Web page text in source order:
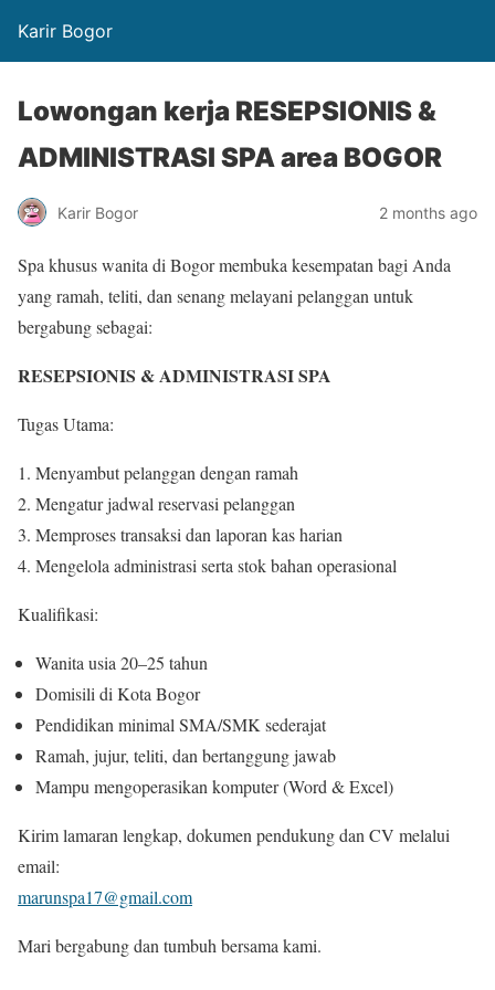
Karir Bogor
Lowongan kerja RESEPSIONIS &
ADMINISTRASI SPA area BOGOR
Karir Bogor 2 months ago
Spa khusus wanita di Bogor membuka kesempatan bagi Anda
yang ramah, teliti, dan senang melayani pelanggan untuk
bergabung sebagai:
RESEPSIONIS & ADMINISTRASI SPA
Tugas Utama:
Menyambut pelanggan dengan ramah
Mengatur jadwal reservasi pelanggan
Memproses transaksi dan laporan kas harian
Mengelola administrasi serta stok bahan operasional
Kualifikasi:
Wanita usia 20–25 tahun
Domisili di Kota Bogor
Pendidikan minimal SMA/SMK sederajat
Ramah, jujur, teliti, dan bertanggung jawab
Mampu mengoperasikan komputer (Word & Excel)
Kirim lamaran lengkap, dokumen pendukung dan CV melalui
email:
marunspa17@gmail.com
Mari bergabung dan tumbuh bersama kami.